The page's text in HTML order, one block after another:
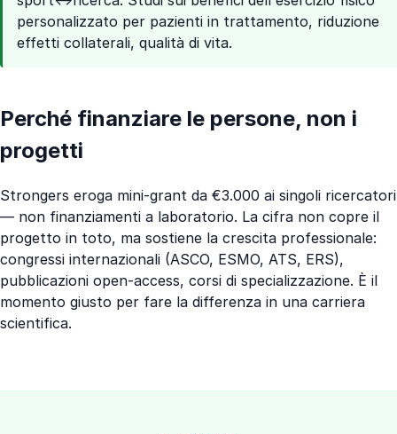
personalizzato per pazienti in trattamento, riduzione
effetti collaterali, qualità di vita.
Perché finanziare le persone, non i
progetti
Strongers eroga mini-grant da €3.000 ai singoli ricercatori
— non finanziamenti a laboratorio. La cifra non copre il
progetto in toto, ma sostiene la crescita professionale:
congressi internazionali (ASCO, ESMO, ATS, ERS),
pubblicazioni open-access, corsi di specializzazione. È il
momento giusto per fare la differenza in una carriera
scientifica.